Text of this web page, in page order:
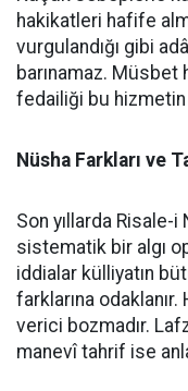
hakikatleri hafife
vurgulandığı gibi
barınamaz.
fedailiği bu hizmetin
Nüsha Farkları ve
Son yıllarda Risale-i
sistematik bir algı
iddialar külliyatın
farklarına odaklanır.
verici bozmadır.
manevî tahrif ise